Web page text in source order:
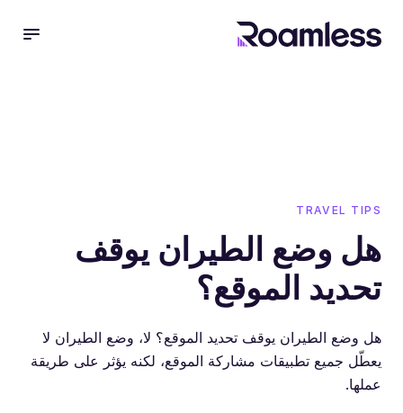
TRAVEL TIPS
هل وضع الطيران يوقف
تحديد الموقع؟
هل وضع الطيران يوقف تحديد الموقع؟ لا، وضع الطيران لا
يعطّل جميع تطبيقات مشاركة الموقع، لكنه يؤثر على طريقة
عملها.